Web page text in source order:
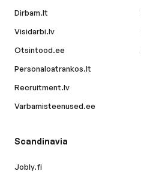
Dirbam.lt
Visidarbi.lv
Otsintood.ee
Personaloatrankos.lt
Recruitment.lv
Varbamisteenused.ee
Scandinavia
Jobly.fi